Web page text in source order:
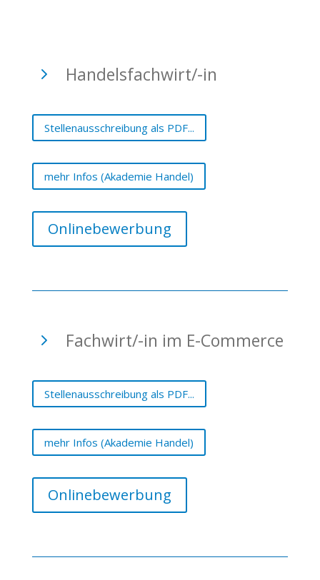
5 Handelsfachwirt/-in
Stellenausschreibung als PDF...
mehr Infos (Akademie Handel)
Onlinebewerbung
5 Fachwirt/-in im E-Commerce
Stellenausschreibung als PDF...
mehr Infos (Akademie Handel)
Onlinebewerbung